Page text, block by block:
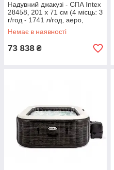
Надувний джакузі - СПА Intex
28458, 201 х 71 см (4 місць: 3
г/год - 1741 л/год, аеро,
гідро)
Немає в наявності
73 838 ₴